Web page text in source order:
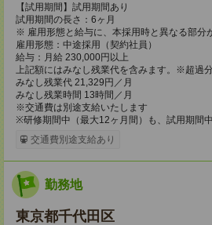
【試用期間】試用期間あり
試用期間の長さ：6ヶ月
※ 雇用形態と給与に、本採用時と異なる部分
雇用形態：中途採用（契約社員）
給与：月給 230,000円以上
上記額にはみなし残業代を含みます。※超過
みなし残業代 21,329円／月
みなし残業時間 13時間／月
※交通費は別途支給いたします
※研修期間中（最大12ヶ月間）も、試用期間
交通費別途支給あり
勤務地
東京都千代田区